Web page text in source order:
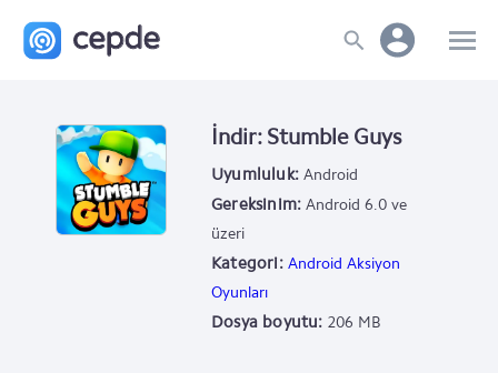
İndir: Stumble Guys
Uyumluluk: Android
Gereksinim: Android 6.0 ve
üzeri
Kategori: Android Aksiyon
Oyunları
Dosya boyutu: 206 MB